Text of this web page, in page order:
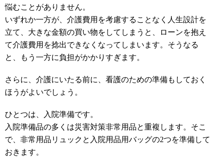
悩むことがありません。
いずれか一方が、介護費用を考慮することなく人生設計を
立て、大きな金額の買い物をしてしまうと、ローンを抱え
て介護費用を捻出できなくなってしまいます。そうなる
と、もう一方に負担がかかりすぎます。
さらに、介護にいたる前に、看護のための準備もしておく
ほうがよいでしょう。
ひとつは、入院準備です。
入院準備品の多くは災害対策非常用品と重複します。そこ
で、非常用品リュックと入院用品用バッグの2つを準備して
おきます。